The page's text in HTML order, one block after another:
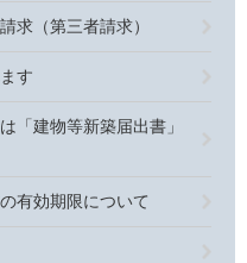
求（第三者請求）
す
「建物等新築届出書」
有効期限について